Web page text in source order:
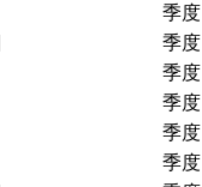
季度
季度
季度
季度
季度
季度